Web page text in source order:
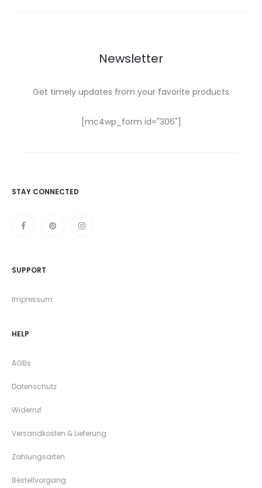
Newsletter
Get timely updates from your favorite products
[mc4wp_form id="306"]
STAY CONNECTED
SUPPORT
Impressum
HELP
AGBs
Datenschutz
Widerruf
Versandkosten & Lieferung
Zahlungsarten
Bestellvorgang